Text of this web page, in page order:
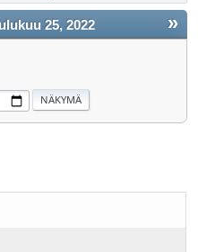
»
25, 2022